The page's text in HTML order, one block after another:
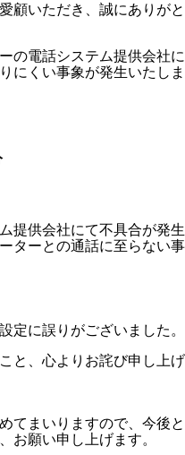
顧いただき、誠にありがと
の電話システム提供会社に
にくい事象が発生いたしま
提供会社にて不具合が発生
ターとの通話に至らない事
定に誤りがございました。
と、心よりお詫び申し上げ
てまいりますので、今後と
お願い申し上げます。